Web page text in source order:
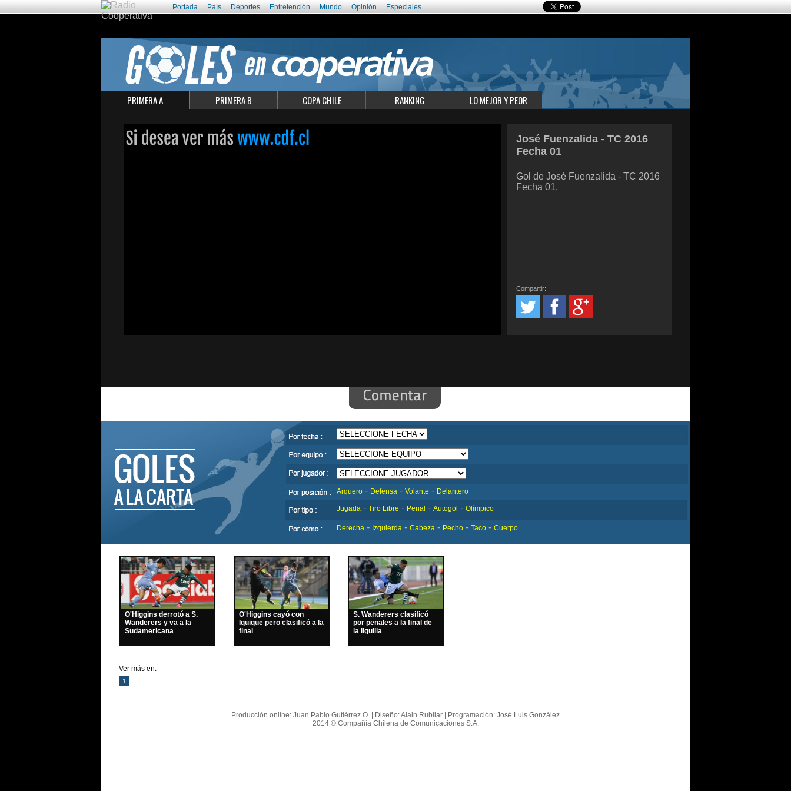
Portada País Deportes Entretención Mundo Opinión Especiales
PRIMERA A PRIMERA B COPA CHILE RANKING LO MEJOR Y PEOR
José Fuenzalida - TC 2016
Fecha 01
Gol de José Fuenzalida - TC 2016
Fecha 01.
Compartir:
Arquero - Defensa - Volante - Delantero
Jugada - Tiro Libre - Penal - Autogol - Olímpico
Derecha - Izquierda - Cabeza - Pecho - Taco - Cuerpo
O'Higgins derrotó a S.
Wanderers y va a la
Sudamericana
O'Higgins cayó con
Iquique pero clasificó a la
final
S. Wanderers clasificó
por penales a la final de
la liguilla
Ver más en:
1
Producción online: Juan Pablo Gutiérrez O. | Diseño: Alain Rubilar | Programación: José Luis González
2014 © Compañía Chilena de Comunicaciones S.A.